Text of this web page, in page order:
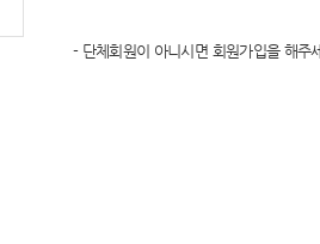
- 단체회원이 아니시면 회원가입을 해주